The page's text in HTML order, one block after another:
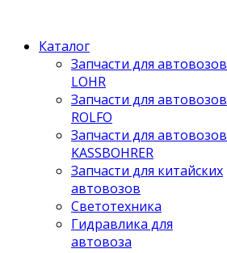
Каталог
Запчасти для автовозов
LOHR
Запчасти для автовозов
ROLFO
Запчасти для автовозов
KASSBOHRER
Запчасти для китайских
автовозов
Светотехника
Гидравлика для
автовоза